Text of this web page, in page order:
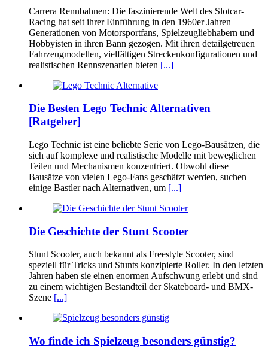
Carrera Rennbahnen: Die faszinierende Welt des Slotcar-
Racing hat seit ihrer Einführung in den 1960er Jahren
Generationen von Motorsportfans, Spielzeugliebhabern und
Hobbyisten in ihren Bann gezogen. Mit ihren detailgetreuen
Fahrzeugmodellen, vielfältigen Streckenkonfigurationen und
realistischen Rennszenarien bieten [...]
Die Besten Lego Technic Alternativen
[Ratgeber]
Lego Technic ist eine beliebte Serie von Lego-Bausätzen, die
sich auf komplexe und realistische Modelle mit beweglichen
Teilen und Mechanismen konzentriert. Obwohl diese
Bausätze von vielen Lego-Fans geschätzt werden, suchen
einige Bastler nach Alternativen, um [...]
Die Geschichte der Stunt Scooter
Stunt Scooter, auch bekannt als Freestyle Scooter, sind
speziell für Tricks und Stunts konzipierte Roller. In den letzten
Jahren haben sie einen enormen Aufschwung erlebt und sind
zu einem wichtigen Bestandteil der Skateboard- und BMX-
Szene [...]
Wo finde ich Spielzeug besonders günstig?